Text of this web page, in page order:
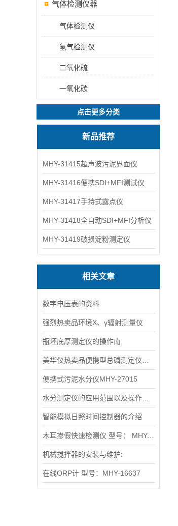
气体检测仪器
气体检测仪
氢气检测仪
二氧化硫
一氧化碳
点击更多分类
新品推荐
MHY-31415超声波污泥界面仪
MHY-31416便携SDI+MFI测试仪
MHY-31417手持式露点仪
MHY-31418全自动SDI+MFI分析仪
MHY-31419破损淀粉测定仪
相关文章
数字电压表的资料
强烈热卖品环境X、γ辐射测量仪
瓶坯底厚测定仪的操作南
便携式污泥水分仪MHY-27015
智能模拟日照时间控制器的介绍
木耳掺假快速检测仪 型号： MHY-12388
机械搅拌器的安装与维护:
在线ORP计 型号：MHY-16637